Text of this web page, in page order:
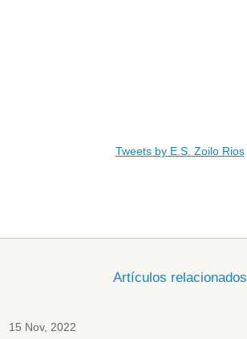
Tweets by E.S. Zoilo Rios
Artículos relacionados
15 Nov, 2022